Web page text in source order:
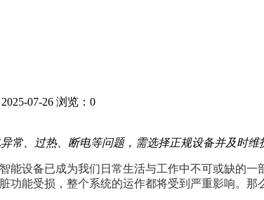
07-26 浏览： 0
常、过热、断电等问题，需选择正规设备并及时维
能设备已成为我们日常生活与工作中不可或缺的
功能受损，整个系统的运作都将受到严重影响。